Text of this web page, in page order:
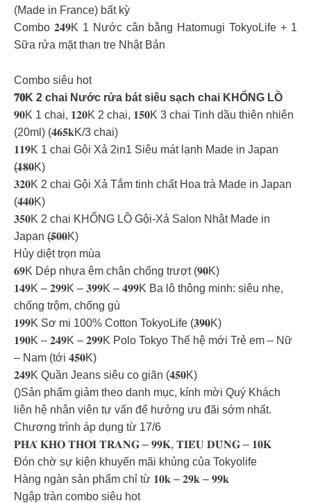
(Made in France) bất kỳ
Combo 𝟐𝟒𝟗K 1 Nước cân bằng Hatomugi TokyoLife + 1
Sữa rửa mặt than tre Nhật Bản
Combo siêu hot
𝟕𝟎K 2 chai Nước rửa bát siêu sạch chai KHỔNG LỒ
𝟗𝟎K 1 chai, 𝟏𝟐𝟎K 2 chai, 𝟏𝟓𝟎K 3 chai Tinh dầu thiên nhiên
(20ml) (𝟒̶𝟔̶𝟓̶𝐤K/3 chai)
𝟏𝟏𝟗K 1 chai Gội Xả 2in1 Siêu mát lạnh Made in Japan
(̶̶𝟏̶̶𝟖̶̶𝟎̶̶K)
𝟑𝟐𝟎K 2 chai Gội Xả Tắm tinh chất Hoa trà Made in Japan
(𝟒̶𝟒̶𝟎̶K)
𝟑𝟓𝟎K 2 chai KHỔNG LỒ Gội-Xả Salon Nhật Made in
Japan (̶𝟓̶𝟎̶𝟎̶K)
Hủy diệt trọn mùa
𝟔𝟗K Dép nhựa êm chân chống trượt (𝟗̶𝟎̶K)
𝟏𝟒𝟗K – 𝟐𝟗𝟗K – 𝟑𝟗𝟗K – 𝟒𝟗𝟗K Ba lô thông minh: siêu nhẹ,
chống trộm, chống gù
𝟏𝟗𝟗K Sơ mi 100% Cotton TokyoLife (𝟑̶𝟗̶𝟎̶K)
𝟏𝟗𝟎K – 𝟐𝟒𝟗K – 𝟐𝟗𝟗K Polo Tokyo Thế hệ mới Trẻ em – Nữ
– Nam (tới 𝟒̶𝟓̶𝟎̶K)
𝟐𝟒𝟗K Quần Jeans siêu co giãn (𝟒̶𝟓̶𝟎̶K)
()Sản phẩm giảm theo danh mục, kính mời Quý Khách
liên hệ nhân viên tư vấn để hưởng ưu đãi sớm nhất.
Chương trình áp dụng từ 17/6
𝐏𝐇𝐀́ 𝐊𝐇𝐎 𝐓𝐇𝐎̛̀𝐈 𝐓𝐑𝐀𝐍𝐆 – 𝟗𝟗𝐊, 𝐓𝐈𝐄̂𝐔 𝐃𝐔̀𝐍𝐆 – 𝟏𝟎𝐊
Đón chờ sự kiện khuyến mãi khủng của Tokyolife
Hàng ngàn sản phẩm chỉ từ 𝟏𝟎𝐤 – 𝟐𝟗𝐤 – 𝟗𝟗𝐤
Ngập tràn combo siêu hot